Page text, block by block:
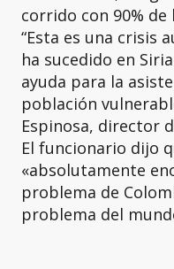
corrido con 90% de
“Esta es una crisis
ha sucedido en
ayuda para la
población
Espinosa, director
El funcionario dijo
«absolutamente
problema de
problema del